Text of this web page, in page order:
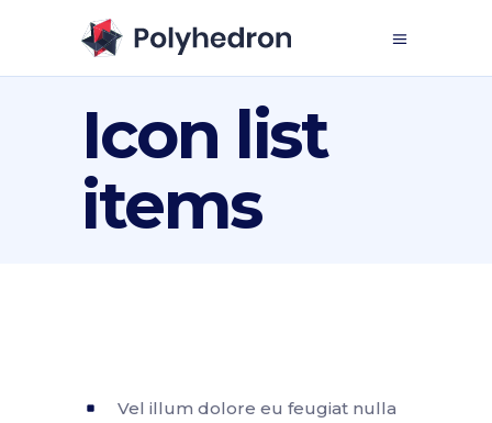
Icon list
items
Vel illum dolore eu feugiat nulla